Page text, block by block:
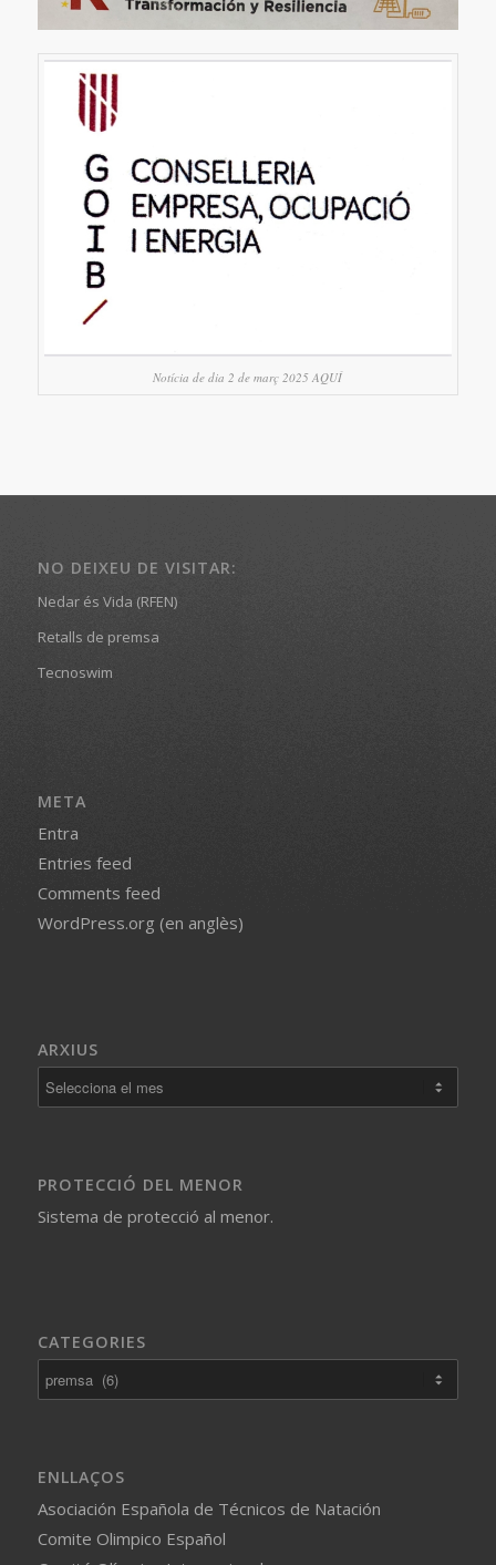
Notícia de dia 2 de març 2025 AQUÍ
NO DEIXEU DE VISITAR:
Nedar és Vida (RFEN)
Retalls de premsa
Tecnoswim
META
Entra
Entries feed
Comments feed
WordPress.org (en anglès)
ARXIUS
PROTECCIÓ DEL MENOR
Sistema de protecció al menor.
CATEGORIES
ENLLAÇOS
Asociación Española de Técnicos de Natación
Comite Olimpico Español